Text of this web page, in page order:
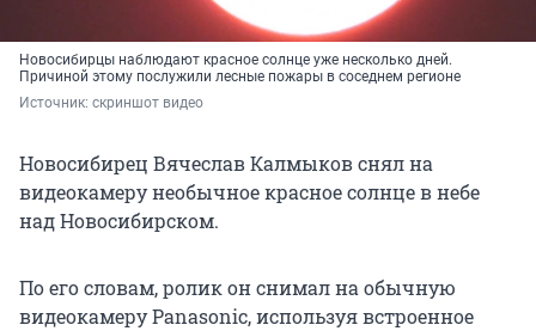
Новосибирцы наблюдают красное солнце уже несколько дней.
Причиной этому послужили лесные пожары в соседнем регионе
Источник: скриншот видео
Новосибирец Вячеслав Калмыков снял на
видеокамеру необычное красное солнце в небе
над Новосибирском.
По его словам, ролик он снимал на обычную
видеокамеру Panasonic, используя встроенное